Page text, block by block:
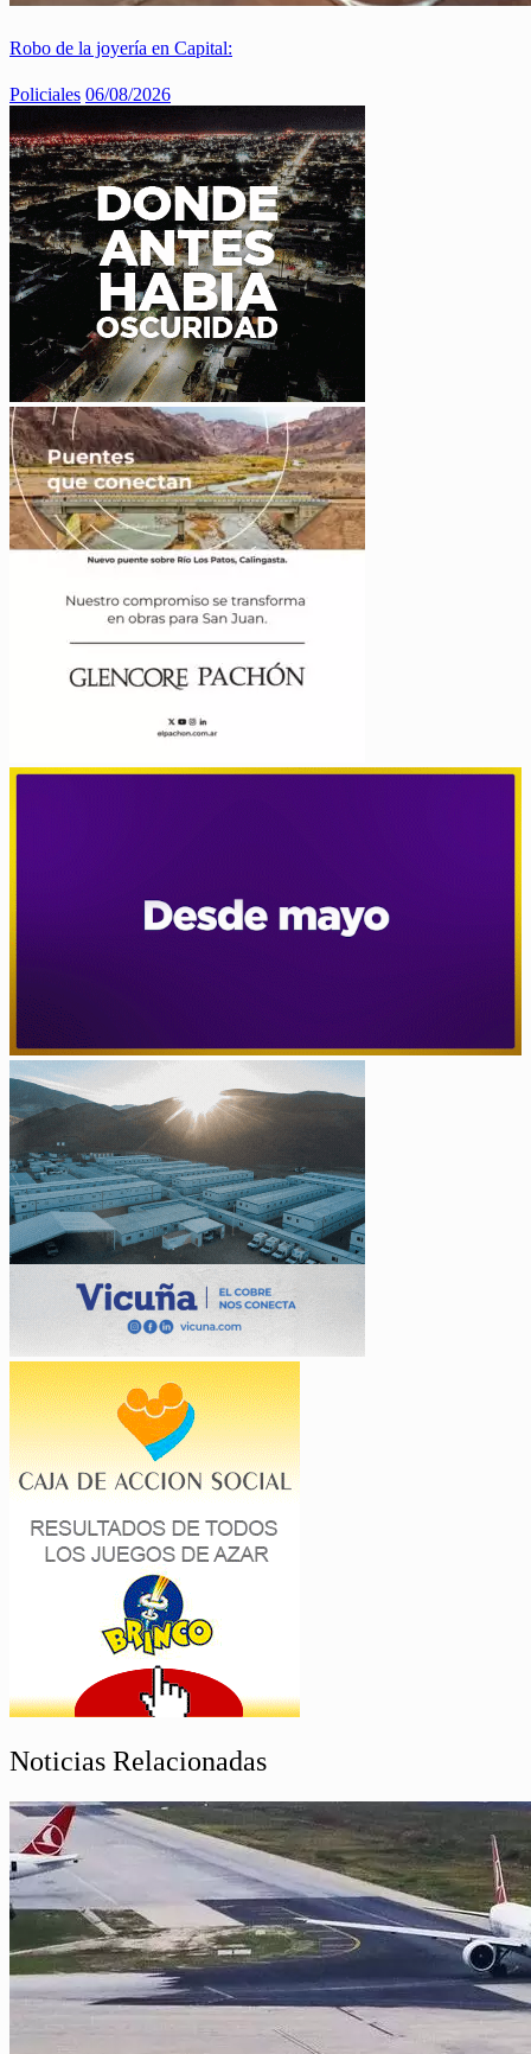
Robo de la joyería en Capital:
Policiales 06/08/2026
Noticias Relacionadas